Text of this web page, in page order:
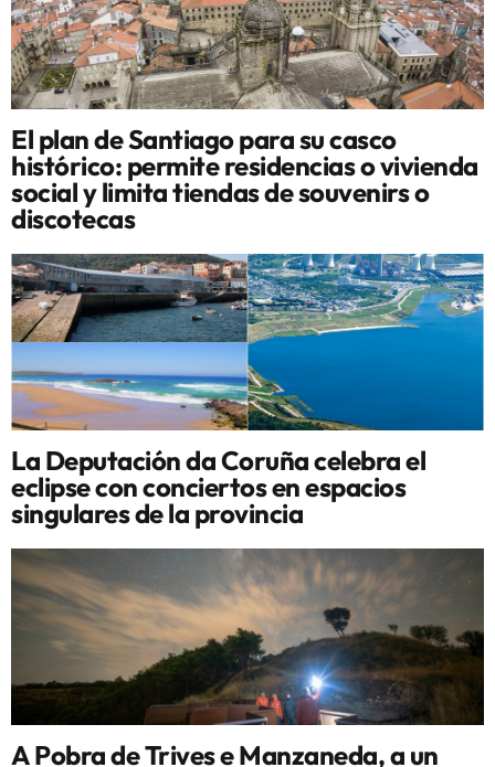
El plan de Santiago para su casco
histórico: permite residencias o vivienda
social y limita tiendas de souvenirs o
discotecas
La Deputación da Coruña celebra el
eclipse con conciertos en espacios
singulares de la provincia
A Pobra de Trives e Manzaneda, a un